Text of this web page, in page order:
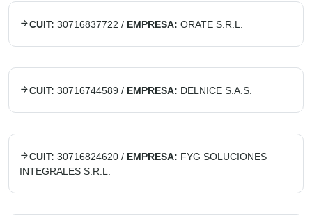
CUIT: 30716837722 / EMPRESA: ORATE S.R.L.
CUIT: 30716744589 / EMPRESA: DELNICE S.A.S.
CUIT: 30716824620 / EMPRESA: FYG SOLUCIONES
INTEGRALES S.R.L.